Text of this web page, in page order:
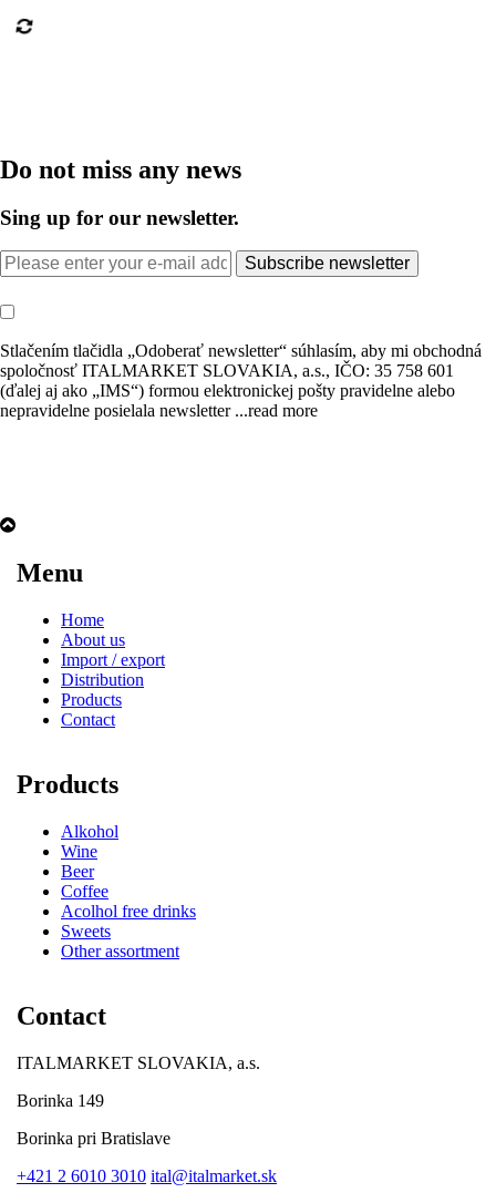
Do not miss any news
Sing up for our newsletter.
Subscribe newsletter
Stlačením tlačidla „Odoberať newsletter“ súhlasím, aby mi obchodná
spoločnosť ITALMARKET SLOVAKIA, a.s., IČO: 35 758 601
(ďalej aj ako „IMS“) formou elektronickej pošty pravidelne alebo
nepravidelne posielala newsletter ...read more
Menu
Home
About us
Import / export
Distribution
Products
Contact
Products
Alkohol
Wine
Beer
Coffee
Acolhol free drinks
Sweets
Other assortment
Contact
ITALMARKET SLOVAKIA, a.s.
Borinka 149
Borinka pri Bratislave
+421 2 6010 3010 ital@italmarket.sk